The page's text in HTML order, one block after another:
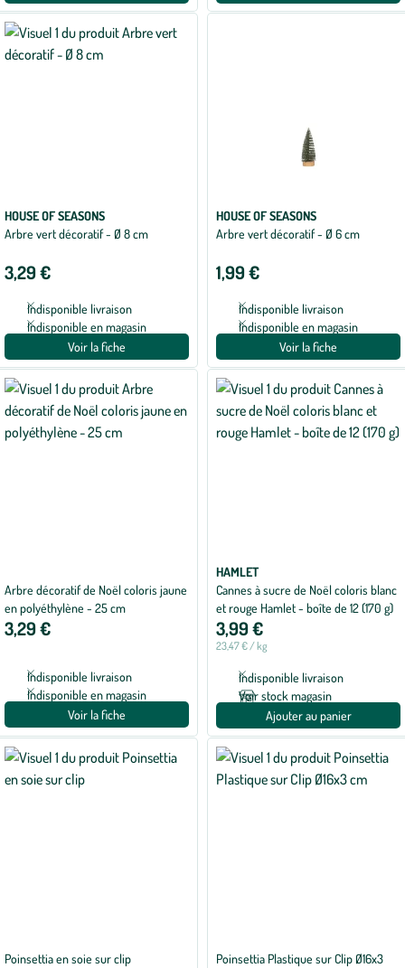
HOUSE OF SEASONS
Arbre vert décoratif - Ø 8 cm
3,29 €
Indisponible livraison
Indisponible en magasin
Voir la fiche
HOUSE OF SEASONS
Arbre vert décoratif - Ø 6 cm
1,99 €
Indisponible livraison
Indisponible en magasin
Voir la fiche
Arbre décoratif de Noël coloris jaune
en polyéthylène - 25 cm
3,29 €
Indisponible livraison
Indisponible en magasin
Voir la fiche
HAMLET
Cannes à sucre de Noël coloris blanc
et rouge Hamlet - boîte de 12 (170 g)
3,99 €
23,47 € / kg
Indisponible livraison
Voir stock magasin
Ajouter au panier
Poinsettia en soie sur clip
Poinsettia Plastique sur Clip Ø16x3